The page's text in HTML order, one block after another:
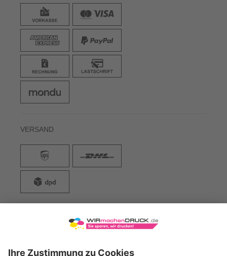
VERSAND
WIRmachenDRUCK GmbH
71522 Backnang